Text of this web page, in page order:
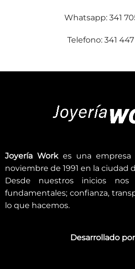
Whatsapp: 341
Telefono: 341
Joyería Workes una empresa
noviembre de 1991 en la ciudad
Desde nuestros inicios
fundamentales; confianza,
lo que hacemos.
Desarrollado por